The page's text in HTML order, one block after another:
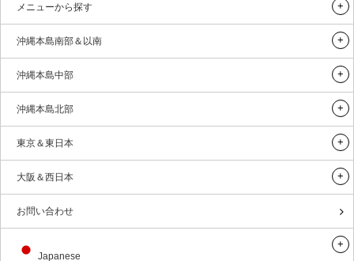
メニューから探す
沖縄本島南部＆以南
沖縄本島中部
沖縄本島北部
東京＆東日本
大阪＆西日本
お問い合わせ
Japanese